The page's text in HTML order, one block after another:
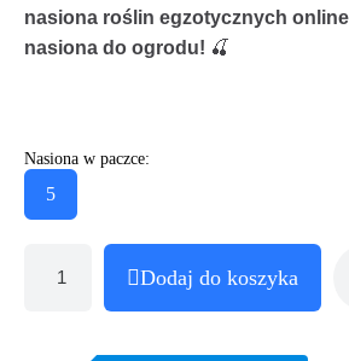
nasiona roślin egzotycznych
nasiona do ogrodu! 🍒
Nasiona w paczce:
5
Dodaj do koszyka